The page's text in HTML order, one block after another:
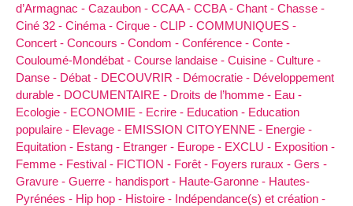
d’Armagnac - Cazaubon - CCAA - CCBA - Chant - Chasse -
Ciné 32 - Cinéma - Cirque - CLIP - COMMUNIQUES -
Concert - Concours - Condom - Conférence - Conte -
Couloumé-Mondébat - Course landaise - Cuisine - Culture -
Danse - Débat - DECOUVRIR - Démocratie - Développement
durable - DOCUMENTAIRE - Droits de l’homme - Eau -
Ecologie - ECONOMIE - Ecrire - Education - Education
populaire - Elevage - EMISSION CITOYENNE - Energie -
Equitation - Estang - Etranger - Europe - EXCLU - Exposition -
Femme - Festival - FICTION - Forêt - Foyers ruraux - Gers -
Gravure - Guerre - handisport - Haute-Garonne - Hautes-
Pyrénées - Hip hop - Histoire - Indépendance(s) et création -